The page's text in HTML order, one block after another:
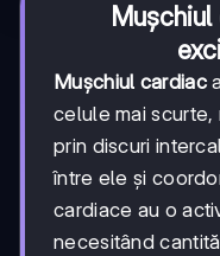
Mușchiul cardiac
celule mai
prin discuri
între ele și
cardiace au o
necesitând